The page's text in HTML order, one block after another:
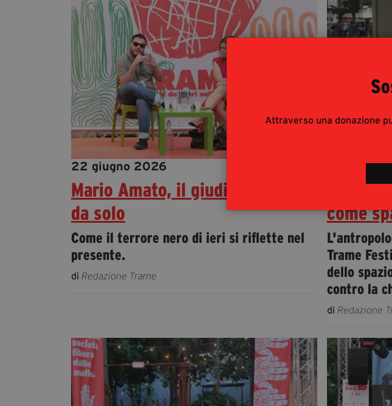
Attraverso una donazione
22 giugno 2026
Mario Amato, il giudice lasciato
da solo
Come il terrore nero di ieri si riflette nel
presente.
di Redazione Trame
22
Tra
come
Trame
dello
contro la
di Redazione